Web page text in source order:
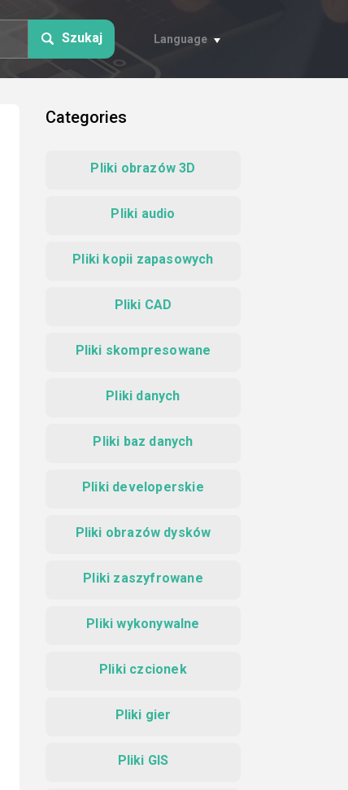
Szukaj Language
Categories
Pliki obrazów 3D
Pliki audio
Pliki kopii zapasowych
Pliki CAD
Pliki skompresowane
Pliki danych
Pliki baz danych
Pliki developerskie
Pliki obrazów dysków
Pliki zaszyfrowane
Pliki wykonywalne
Pliki czcionek
Pliki gier
Pliki GIS